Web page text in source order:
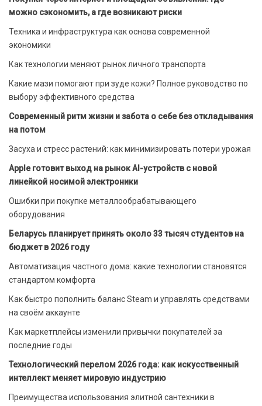
можно сэкономить, а где возникают риски
Техника и инфраструктура как основа современной
экономики
Как технологии меняют рынок личного транспорта
Какие мази помогают при зуде кожи? Полное руководство по
выбору эффективного средства
Современный ритм жизни и забота о себе без откладывания
на потом
Засуха и стресс растений: как минимизировать потери урожая
Apple готовит выход на рынок AI-устройств с новой
линейкой носимой электроники
Ошибки при покупке металлообрабатывающего
оборудования
Беларусь планирует принять около 33 тысяч студентов на
бюджет в 2026 году
Автоматизация частного дома: какие технологии становятся
стандартом комфорта
Как быстро пополнить баланс Steam и управлять средствами
на своём аккаунте
Как маркетплейсы изменили привычки покупателей за
последние годы
Технологический перелом 2026 года: как искусственный
интеллект меняет мировую индустрию
Преимущества использования элитной сантехники в